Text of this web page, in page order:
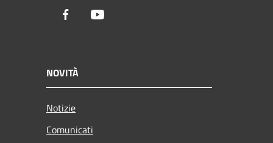
Facebook
NOVITÀ
Notizie
Comunicati